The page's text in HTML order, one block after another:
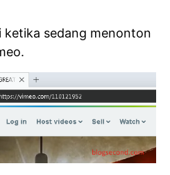
ketika sedang menonton